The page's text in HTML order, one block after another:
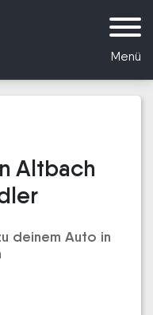
Menü
Altbach
deinem Auto in